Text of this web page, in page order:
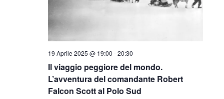
Il viaggio peggiore del mondo.
L’avventura del comandante Robert
Falcon Scott al Polo Sud
19 Aprile 2025 @ 19:00 -20:30